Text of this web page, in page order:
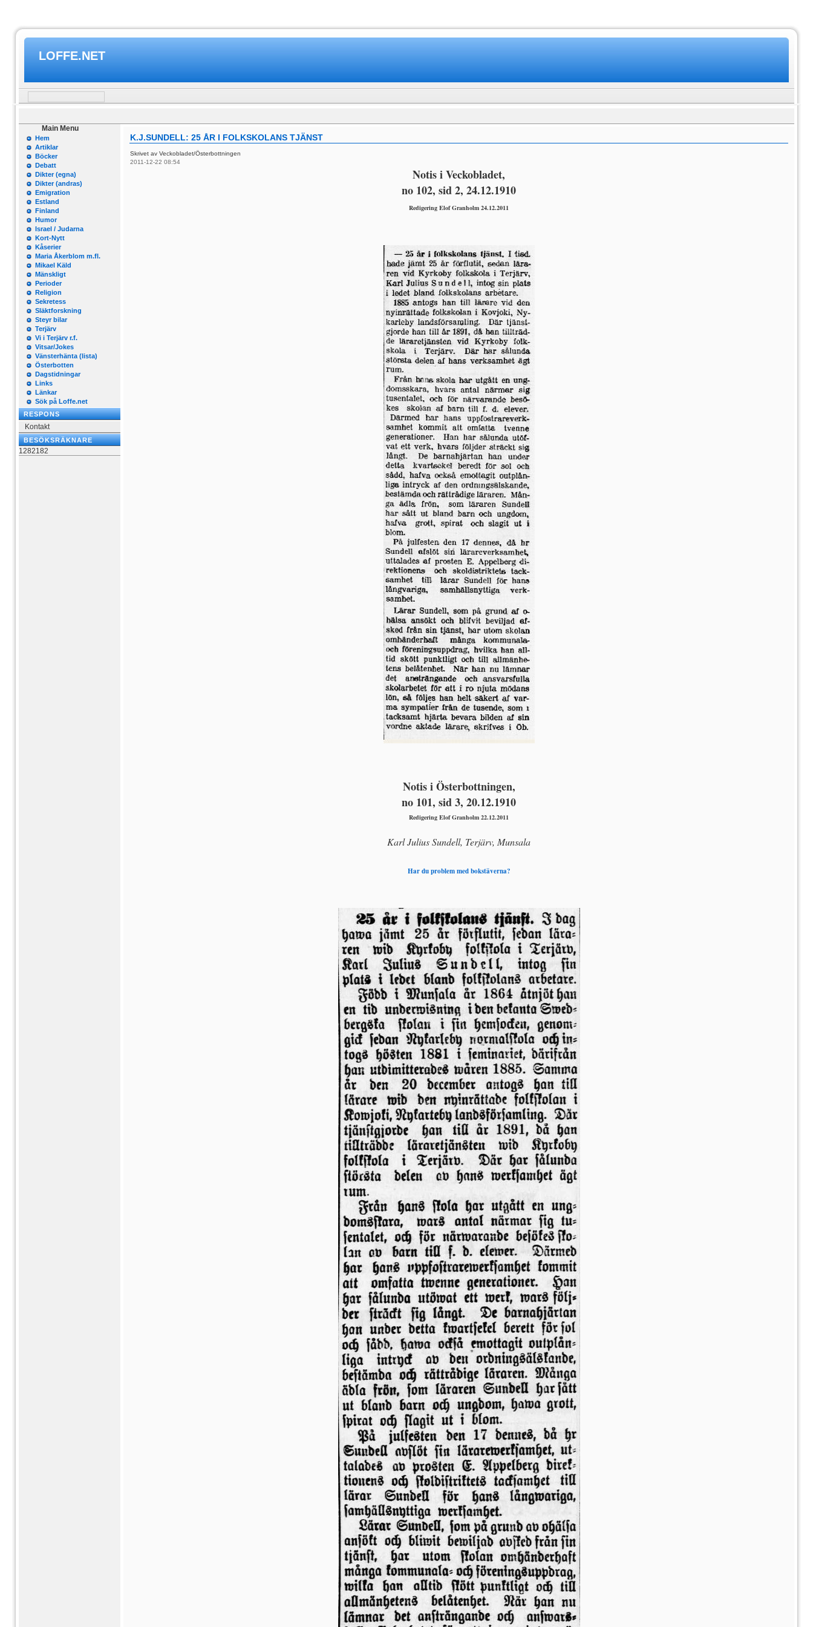
LOFFE.NET
Main Menu
Hem
Artiklar
Böcker
Debatt
Dikter (egna)
Dikter (andras)
Emigration
Estland
Finland
Humor
Israel / Judarna
Kort-Nytt
Kåserier
Maria Åkerblom m.fl.
Mikael Käld
Mänskligt
Perioder
Religion
Sekretess
Släktforskning
Steyr bilar
Terjärv
Vi i Terjärv r.f.
Vitsar/Jokes
Vänsterhänta (lista)
Österbotten
Dagstidningar
Links
Länkar
Sök på Loffe.net
RESPONS
Kontakt
BESÖKSRÄKNARE
1282182
K.J.SUNDELL: 25 ÅR I FOLKSKOLANS TJÄNST
Skrivet av Veckobladet/Österbottningen
2011-12-22 08:54
Notis i Veckobladet,
no 102, sid 2, 24.12.1910
Redigering Elof Granholm 24.12.2011
Notis i Österbottningen,
no 101, sid 3, 20.12.1910
Redigering Elof Granholm 22.12.2011
Karl Julius Sundell, Terjärv, Munsala
Har du problem med bokstäverna?